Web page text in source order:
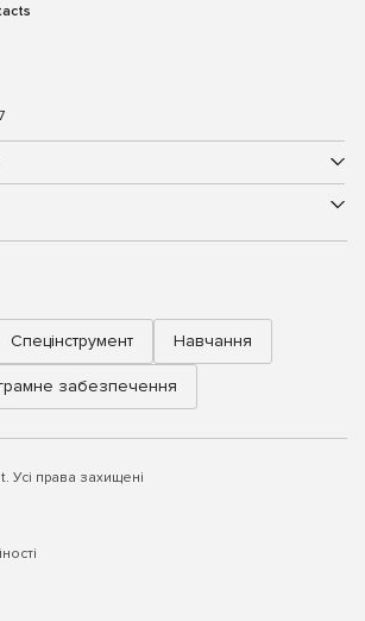
Спецінструмент Навчання
забезпечення
Усі права захищені